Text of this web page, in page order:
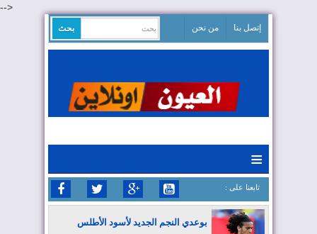
-->
إتصل بنا من نحن
≡
: تابعنا على
بوعدي النجم الجديد لأسود الأطلس